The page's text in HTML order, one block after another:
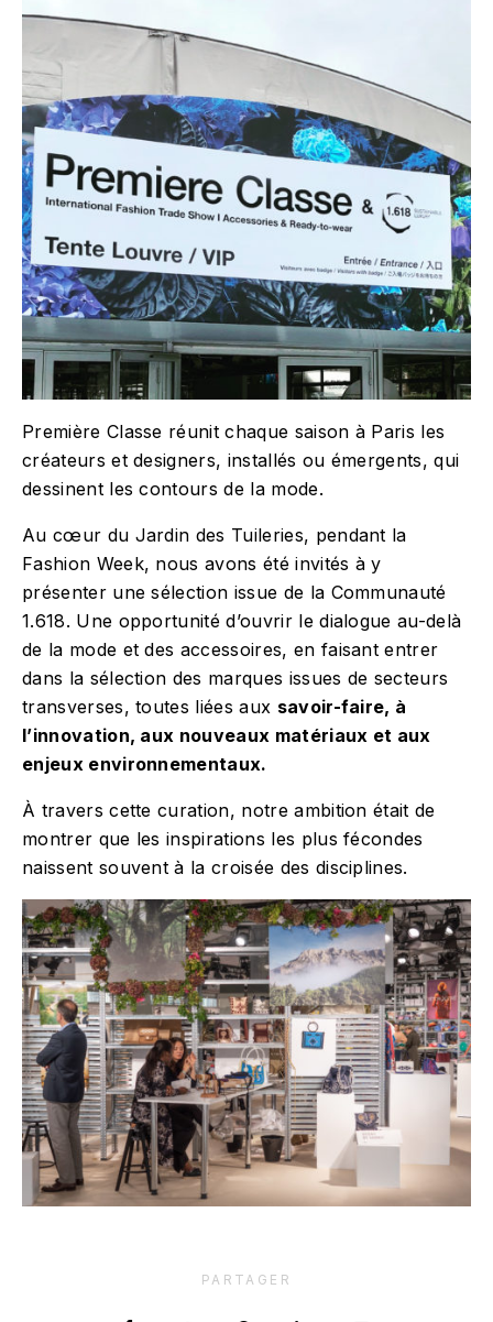
Première Classe réunit chaque saison à Paris les
créateurs et designers, installés ou émergents, qui
dessinent les contours de la mode.
Au cœur du Jardin des Tuileries, pendant la
Fashion Week, nous avons été invités à y
présenter une sélection issue de la Communauté
1.618. Une opportunité d’ouvrir le dialogue au-delà
de la mode et des accessoires, en faisant entrer
dans la sélection des marques issues de secteurs
transverses, toutes liées aux savoir-faire, à
l’innovation, aux nouveaux matériaux et aux
enjeux environnementaux.
À travers cette curation, notre ambition était de
montrer que les inspirations les plus fécondes
naissent souvent à la croisée des disciplines.
PARTAGER
VIVER
Chloé
Claire
Vallée
et Ona
: une
nouvell
e